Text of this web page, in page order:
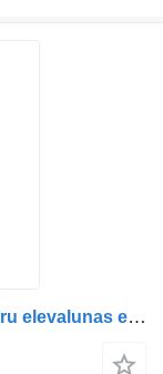
Motor regulator de geam dreapta pentru elevalunas electrico para MAN 81286016130, 81286016143, 812860126126, 81286016126, 81286016113 camión